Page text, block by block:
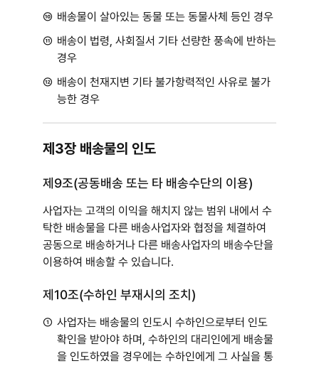
⑩ 배송물이 살아있는 동물 또는 동물사체 등인 경우
⑪ 배송이 법령, 사회질서 기타 선량한 풍속에 반하는
경우
⑫ 배송이 천재지변 기타 불가항력적인 사유로 불가
능한 경우
제3장 배송물의 인도
제9조(공동배송 또는 타 배송수단의 이용)
사업자는 고객의 이익을 해치지 않는 범위 내에서 수
탁한 배송물을 다른 배송사업자와 협정을 체결하여
공동으로 배송하거나 다른 배송사업자의 배송수단을
이용하여 배송할 수 있습니다.
제10조(수하인 부재시의 조치)
① 사업자는 배송물의 인도시 수하인으로부터 인도
확인을 받아야 하며, 수하인의 대리인에게 배송물
을 인도하였을 경우에는 수하인에게 그 사실을 통